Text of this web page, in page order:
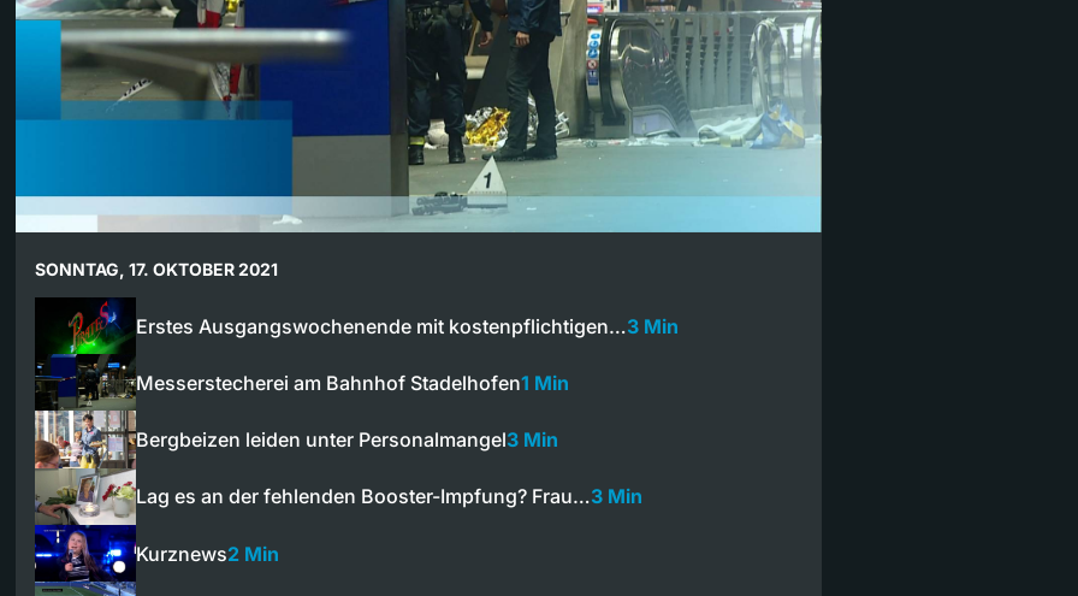
SONNTAG, 17. OKTOBER 2021
Erstes Ausgangswochenende mit kostenpflichtigen…3 Min
Messerstecherei am Bahnhof Stadelhofen1 Min
Bergbeizen leiden unter Personalmangel3 Min
Lag es an der fehlenden Booster-Impfung? Frau…3 Min
Kurznews2 Min